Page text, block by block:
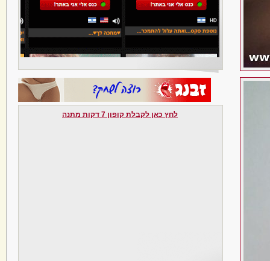
לחץ כאן לקבלת קופון 7 דקות מתנה